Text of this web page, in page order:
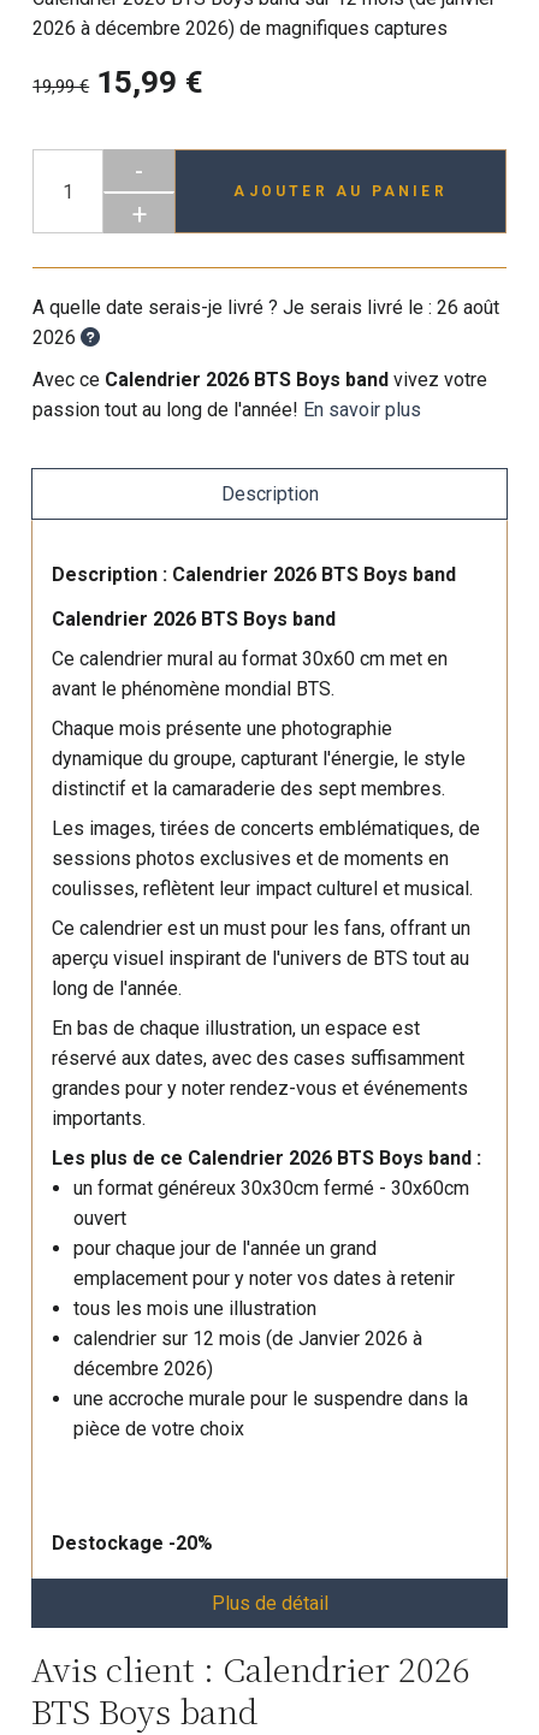
2026 à décembre 2026) de magnifiques captures
19,99 € 15,99 €
-
+
AJOUTER AU PANIER
A quelle date serais-je livré ? Je serais livré le :26 août
2026
Avec ce Calendrier 2026 BTS Boys bandvivez votre
passion tout au long de l'année! En savoir plus
Description
Description : Calendrier 2026 BTS Boys band
Calendrier 2026 BTS Boys band
Ce calendrier mural au format 30x60 cm met en
avant le phénomène mondial BTS.
Chaque mois présente une photographie
dynamique du groupe, capturant l'énergie, le style
distinctif et la camaraderie des sept membres.
Les images, tirées de concerts emblématiques, de
sessions photos exclusives et de moments en
coulisses, reflètent leur impact culturel et musical.
Ce calendrier est un must pour les fans, offrant un
aperçu visuel inspirant de l'univers de BTS tout au
long de l'année.
En bas de chaque illustration, un espace est
réservé aux dates, avec des cases suffisamment
grandes pour y noter rendez-vous et événements
importants.
Les plus de ce Calendrier 2026 BTS Boys band :
un format généreux 30x30cm fermé - 30x60cm
ouvert
pour chaque jour de l'année un grand
emplacement pour y noter vos dates à retenir
tous les mois une illustration
calendrier sur 12 mois (de Janvier 2026 à
décembre 2026)
une accroche murale pour le suspendre dans la
pièce de votre choix
Destockage -20%
Plus de détail
Avis client : Calendrier 2026
BTS Boys band